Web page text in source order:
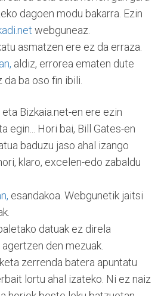
dagoen modu bakarra. Ezin
webguneaz.
asmatzen ere ez da erraza.
aldiz, errorea ematen dute
da ba oso fin ibili.
Bizkaia.net-en ere ezin
egin... Hori bai, Bill Gates-en
baduzu jaso ahal izango
klaro, excelen-edo zabaldu
esandakoa. Webgunetik jaitsi
datuak ez direla
den mezuak.
zerrenda batera apuntatu
lortu ahal izateko. Ni ez naiz